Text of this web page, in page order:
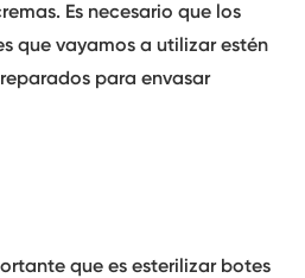
Es necesario que los
que vayamos a utilizar estén
para envasar
que es esterilizar botes